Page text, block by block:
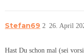
Stefan69 26. April
2
Hast Du schon mal (sei